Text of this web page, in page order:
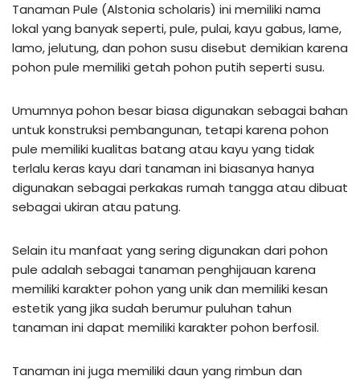
Tanaman Pule (Alstonia scholaris) ini memiliki nama
lokal yang banyak seperti, pule, pulai, kayu gabus, lame,
lamo, jelutung, dan pohon susu disebut demikian karena
pohon pule memiliki getah pohon putih seperti susu.
Umumnya pohon besar biasa digunakan sebagai bahan
untuk konstruksi pembangunan, tetapi karena pohon
pule memiliki kualitas batang atau kayu yang tidak
terlalu keras kayu dari tanaman ini biasanya hanya
digunakan sebagai perkakas rumah tangga atau dibuat
sebagai ukiran atau patung.
Selain itu manfaat yang sering digunakan dari pohon
pule adalah sebagai tanaman penghijauan karena
memiliki karakter pohon yang unik dan memiliki kesan
estetik yang jika sudah berumur puluhan tahun
tanaman ini dapat memiliki karakter pohon berfosil.
Tanaman ini juga memiliki daun yang rimbun dan